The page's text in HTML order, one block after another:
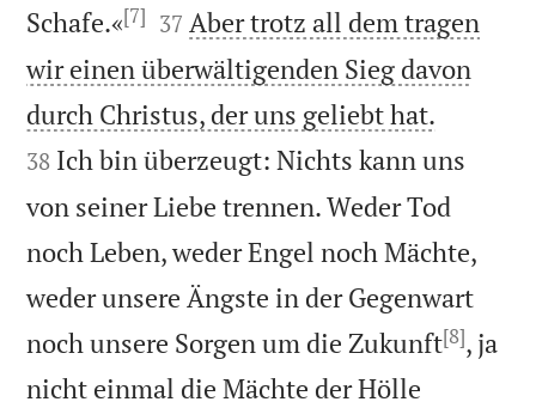
Schafe.«[7] 

37 Aber trotz all dem tragen
wir einen überwältigenden Sieg davon
durch Christus, der uns geliebt hat.
38 Ich bin überzeugt: Nichts kann uns
von seiner Liebe trennen. Weder Tod
noch Leben, weder Engel noch Mächte,
weder unsere Ängste in der Gegenwart
noch unsere Sorgen um die Zukunft[8], ja
nicht einmal die Mächte der Hölle